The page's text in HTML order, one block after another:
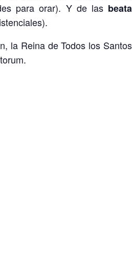
para orar). Y de las
la Reina de Todos los